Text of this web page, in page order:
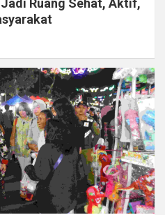
Ruang Sehat, Aktif,